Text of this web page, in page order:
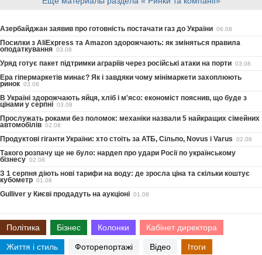
Азербайджан заявив про готовність постачати газ до України 06.08
Посилки з AliExpress та Amazon здорожчають: як зміняться правила
оподаткування 03.08
Уряд готує пакет підтримки аграріїв через російські атаки на порти 03.08
Ера гіпермаркетів минає? Як і завдяки чому мінімаркети захоплюють
ринок 03.08
В Україні здорожчають яйця, хліб і м'ясо: економіст пояснив, що буде з
цінами у серпні 03.08
Прослужать роками без поломок: механіки назвали 5 найкращих сімейних
автомобілів 02.08
Продуктові гіганти України: хто стоїть за АТБ, Сільпо, Novus і Varus 02.08
Такого розпачу ще не було: нардеп про удари Росії по українському
бізнесу 02.08
З 1 серпня діють нові тарифи на воду: де зросла ціна та скільки коштує
кубометр 01.08
Gulliver у Києві продадуть на аукціоні 01.08
Політика Бізнес Колонки Кабінет директора
Життя і стиль Фоторепортажі Відео Ітоги